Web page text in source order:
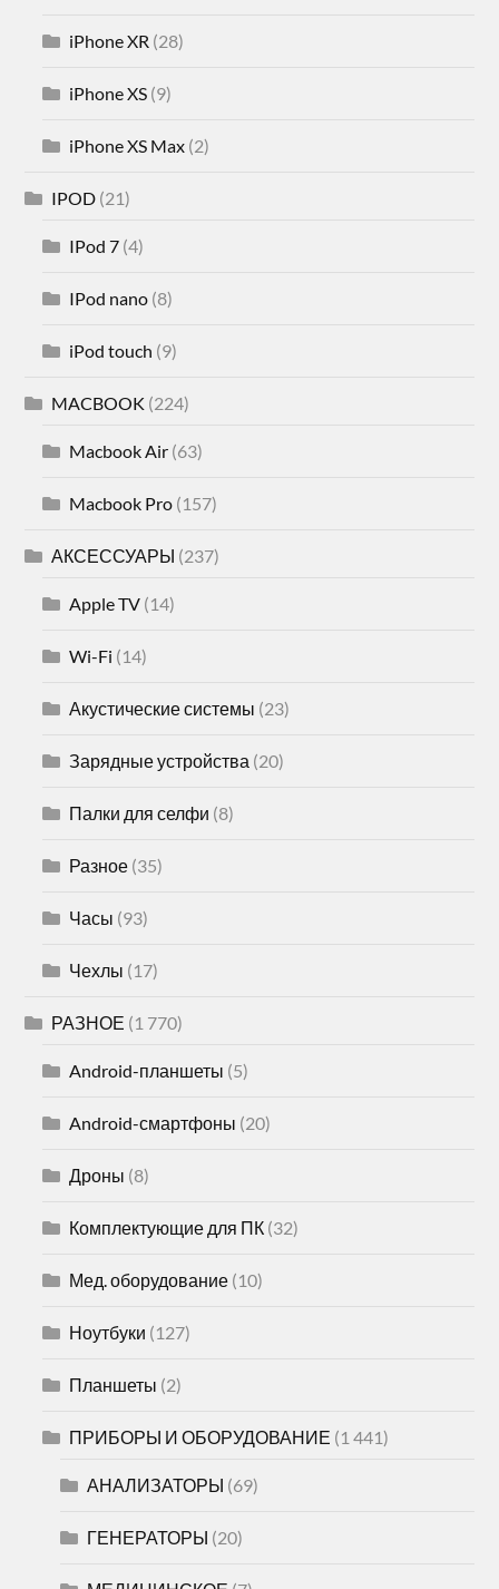
iPhone XR (28)
iPhone XS (9)
iPhone XS Max (2)
IPOD (21)
IPod 7 (4)
IPod nano (8)
iPod touch (9)
MACBOOK (224)
Macbook Air (63)
Macbook Pro (157)
АКСЕССУАРЫ (237)
Apple TV (14)
Wi-Fi (14)
Акустические системы (23)
Зарядные устройства (20)
Палки для селфи (8)
Разное (35)
Часы (93)
Чехлы (17)
РАЗНОЕ (1 770)
Android-планшеты (5)
Android-смартфоны (20)
Дроны (8)
Комплектующие для ПК (32)
Мед. оборудование (10)
Ноутбуки (127)
Планшеты (2)
ПРИБОРЫ И ОБОРУДОВАНИЕ (1 441)
АНАЛИЗАТОРЫ (69)
ГЕНЕРАТОРЫ (20)